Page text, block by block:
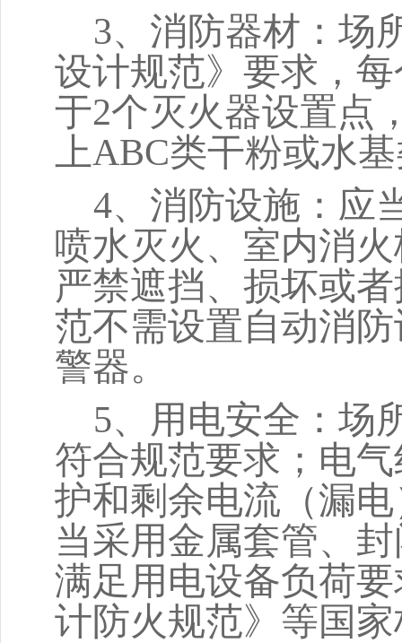
3、消防器材：场
设计规范》要求，
于2个灭火器设置点
上ABC类干粉或水
4、消防设施：应
喷水灭火、室内消
严禁遮挡、损坏或
范不需设置自动消
警器。
5、用电安全：场
符合规范要求；电
护和剩余电流（漏
当采用金属套管、
满足用电设备负荷
计防火规范》等国